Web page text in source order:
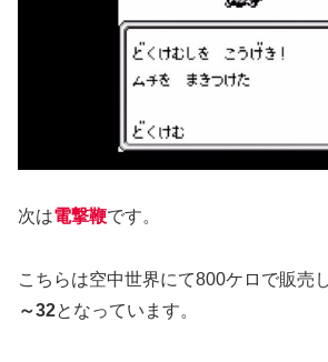
次は電撃鞭です。
こちらは空中世界にて800ケロで販売
～32となっています。